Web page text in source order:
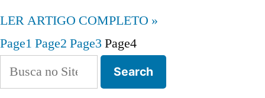
LER ARTIGO COMPLETO »
Page1 Page2 Page3 Page4
Search